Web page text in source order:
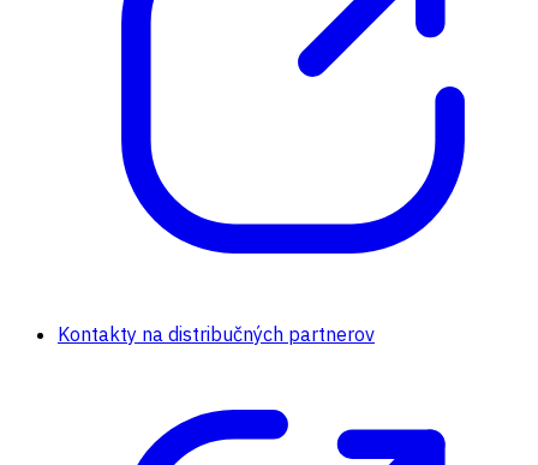
Kontakty na distribučných partnerov